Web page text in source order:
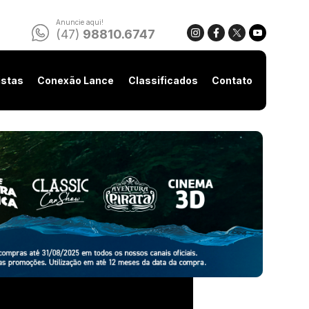
Anuncie aqui!
(47) 98810.6747
Conexão Lance Classificados Contato